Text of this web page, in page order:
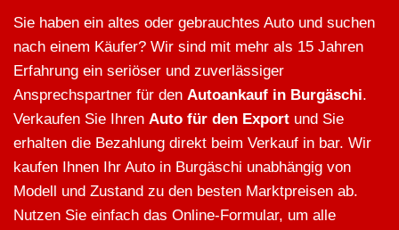
Sie haben ein altes oder gebrauchtes Auto und suchen
nach einem Käufer? Wir sind mit mehr als 15 Jahren
Erfahrung ein seriöser und zuverlässiger
Ansprechspartner für den Autoankauf in Burgäschi.
Verkaufen Sie Ihren Auto für den Export und Sie
erhalten die Bezahlung direkt beim Verkauf in bar. Wir
kaufen Ihnen Ihr Auto in Burgäschi unabhängig von
Modell und Zustand zu den besten Marktpreisen ab.
Nutzen Sie einfach das Online-Formular, um alle